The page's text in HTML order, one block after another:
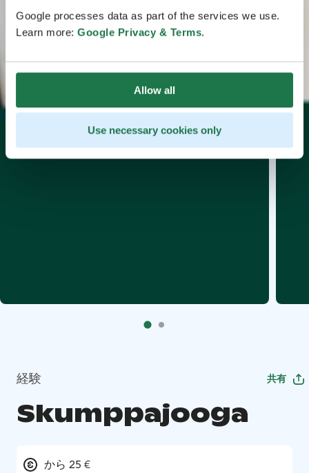
Google processes data as part of the services we use.
Learn more: Google Privacy & Terms.
Allow all
Use necessary cookies only
経験 共有
Skumppajooga
から 25 €